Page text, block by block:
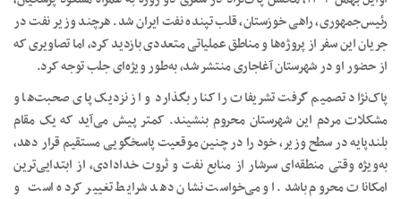
رئیس‌جمهوری، راهی خوزستان، قلب تپنده نفت ایران شد. هرچند وزیر نفت در
جریان این سفر از پروژه‌ها و مناطق عملیاتی متعددی بازدید کرد، اما تصاویری که
از حضور او در شهرستان آغاجاری منتشر شد، به‌طور ویژه‌ای جلب توجه کرد.
پاک‌نژاد تصمیم گرفت تشریفات را کنار بگذارد و از نزدیک پای صحبت‌ها و
مشکلات مردم این شهرستان محروم بنشیند. کمتر پیش می‌آید که یک مقام
بلندپایه در سطح وزیر، خود را در چنین موقعیت پاسخگویی مستقیم قرار دهد،
به‌ویژه وقتی منطقه‌ای سرشار از منابع نفت و ثروت خدادادی، از ابتدایی‌ترین
امکانات محروم باشد. او می‌خواست نشان دهد شرایط تغییر کرده است و